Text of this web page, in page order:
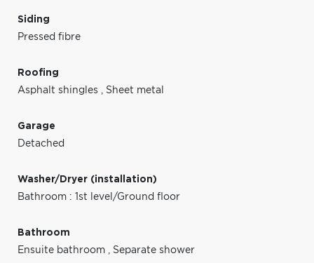
Siding
Pressed fibre
Roofing
Asphalt shingles , Sheet metal
Garage
Detached
Washer/Dryer (installation)
Bathroom : 1st level/Ground floor
Bathroom
Ensuite bathroom , Separate shower